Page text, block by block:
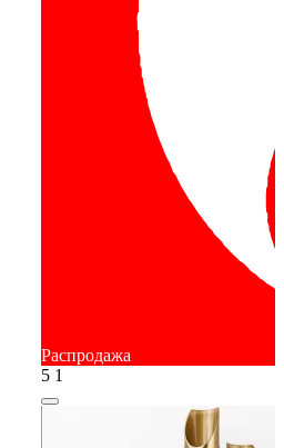
Распродажа
5 1